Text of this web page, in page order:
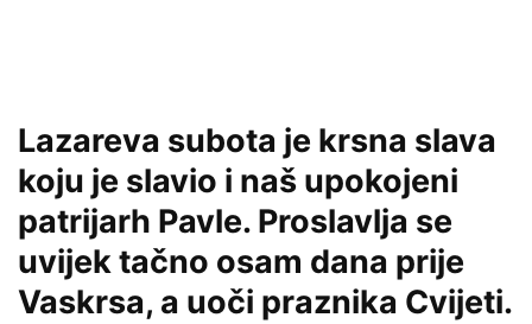
Lazareva subota je krsna slava
koju je slavio i naš upokojeni
patrijarh Pavle. Proslavlja se
uvijek tačno osam dana prije
Vaskrsa, a uoči praznika Cvijeti.